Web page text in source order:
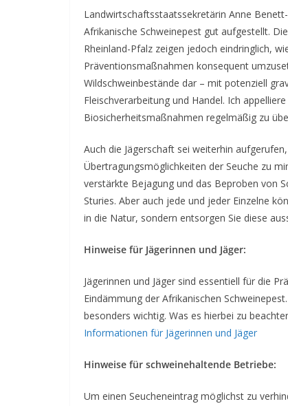
Landwirtschaftsstaatssekretärin Anne
Afrikanische Schweinepest gut aufgestellt.
Rheinland-Pfalz zeigen jedoch eindringlich,
Präventionsmaßnahmen konsequent
Wildschweinbestände dar – mit potenziell
Fleischverarbeitung und Handel. Ich
Biosicherheitsmaßnahmen regelmäßig zu
Auch die Jägerschaft sei weiterhin
Übertragungsmöglichkeiten der Seuche zu
verstärkte Bejagung und das Beproben von
Sturies. Aber auch jede und jeder Einzelne
in die Natur, sondern entsorgen Sie diese
Hinweise für Jägerinnen und Jäger:
Jägerinnen und Jäger sind essentiell für die
Eindämmung der Afrikanischen
besonders wichtig. Was es hierbei zu
Informationen für Jägerinnen und Jäger
Hinweise für schweinehaltende Betriebe:
Um einen Seucheneintrag möglichst zu